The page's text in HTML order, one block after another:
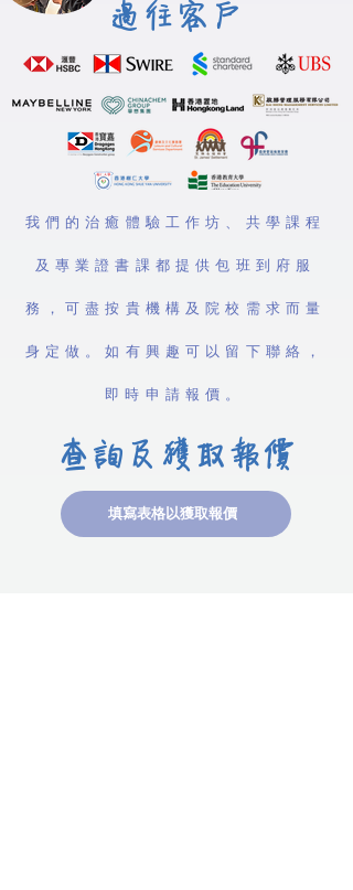
過往客戶
我們的治癒體驗工作坊、共學課程
及專業證書課都提供包班到府服
務，可盡按貴機構及院校需求而量
身定做。如有興趣可以留下聯絡，
即時申請報價。
查詢及獲取報價
填寫表格以獲取報價